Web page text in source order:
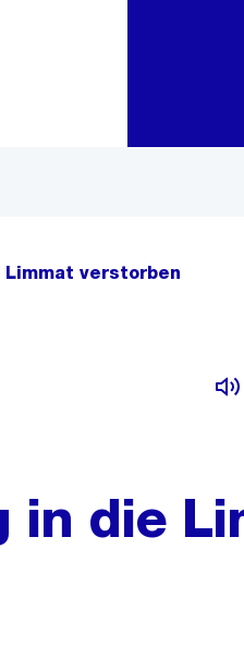
Limmat verstorben
in die